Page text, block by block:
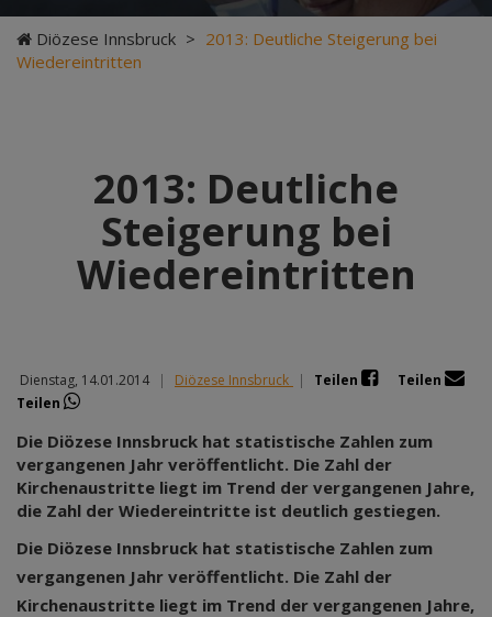
Diözese Innsbruck > 2013: Deutliche Steigerung bei
Wiedereintritten
2013: Deutliche
Steigerung bei
Wiedereintritten
Dienstag, 14.01.2014 | Diözese Innsbruck | Teilen
Teilen
Teilen
Die Diözese Innsbruck hat statistische Zahlen zum
vergangenen Jahr veröffentlicht. Die Zahl der
Kirchenaustritte liegt im Trend der vergangenen Jahre,
die Zahl der Wiedereintritte ist deutlich gestiegen.
Die Diözese Innsbruck hat statistische Zahlen zum
vergangenen Jahr veröffentlicht. Die Zahl der
Kirchenaustritte liegt im Trend der vergangenen Jahre,